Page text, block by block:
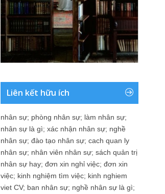
Liên kết hữu ích
nhân sự; phòng nhân sự; làm nhân sự;
nhân sự là gì; xác nhận nhân sự; nghề
nhân sự; đào tạo nhân sự; cach quan ly
nhân sự; nhân viên nhân sự; sách quản trị
nhân sự hay; đơn xin nghỉ việc; đơn xin
việc; kinh nghiệm tìm việc; kinh nghiem
viet CV; ban nhân sự; nghề nhân sự là gì;